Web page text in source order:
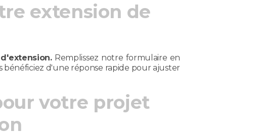
extension de
Remplissez notre formulaire en
bénéficiez d'une réponse rapide pour ajuster
votre projet